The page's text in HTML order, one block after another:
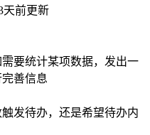
天前更新
要统计某项数据，发出一
善信息
发待办，还是希望待办内